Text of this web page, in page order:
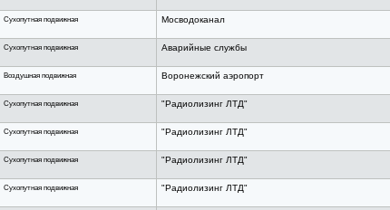
Сухопутная подвижная Мосводоканал
Сухопутная подвижная Аварийные службы
Воздушная подвижная Воронежский аэропорт
Сухопутная подвижная "Радиолизинг ЛТД"
Сухопутная подвижная "Радиолизинг ЛТД"
Сухопутная подвижная "Радиолизинг ЛТД"
Сухопутная подвижная "Радиолизинг ЛТД"